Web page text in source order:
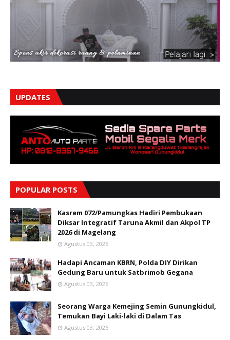
UPDATES
POPULAR POSTS
Kasrem 072/Pamungkas Hadiri Pembukaan
Diksar Integratif Taruna Akmil dan Akpol TP
2026 di Magelang
Agustus 03, 2026
Hadapi Ancaman KBRN, Polda DIY Dirikan
Gedung Baru untuk Satbrimob Gegana
Agustus 03, 2026
Seorang Warga Kemejing Semin Gunungkidul,
Temukan Bayi Laki-laki di Dalam Tas
Agustus 03, 2026